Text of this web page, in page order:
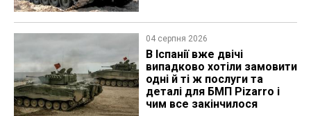
04 серпня 2026
В Іспанії вже двічі
випадково хотіли замовити
одні й ті ж послуги та
деталі для БМП Pizarro і
чим все закінчилося